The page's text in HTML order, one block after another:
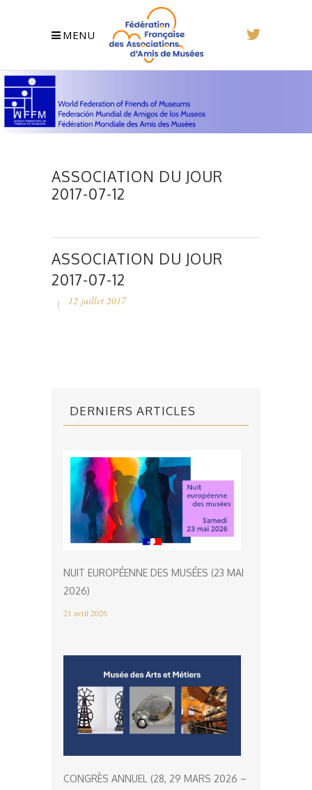
MENU
ASSOCIATION DU JOUR
2017-07-12
ASSOCIATION DU JOUR
2017-07-12
12 juillet 2017
DERNIERS ARTICLES
NUIT EUROPÉENNE DES MUSÉES (23 MAI
2026)
21 avril 2026
CONGRÈS ANNUEL (28, 29 MARS 2026 –